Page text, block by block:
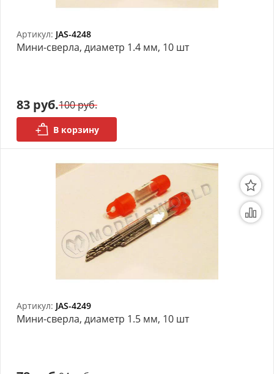
Артикул: JAS-4248
Мини-сверла, диаметр 1.4 мм, 10 шт
83 руб.100 руб.
В корзину
Артикул: JAS-4249
Мини-сверла, диаметр 1.5 мм, 10 шт